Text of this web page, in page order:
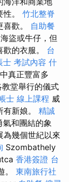
。 竹北整脊
歡。 自助餐
盜或牛仔，但
的衣服。 台
士 考試內容 什
真正豐富多
教堂舉行的儀式
士 線上課程 威
新娘。 精誠
和團結的象
為幾個世紀以來
Szombathely
香港簽證 台
。 東南旅行社